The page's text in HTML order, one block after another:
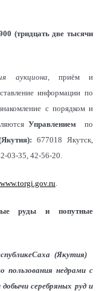
(тридцать две тысячи
аукциона , приём и
информации по
с порядком и
Управлениемпо
677018 Якутск,
03-35, 42-56-20.
www.torgi.gov.ru
руды и попутные
(Якутия)
пользования недрами с
добычи серебряных руд и